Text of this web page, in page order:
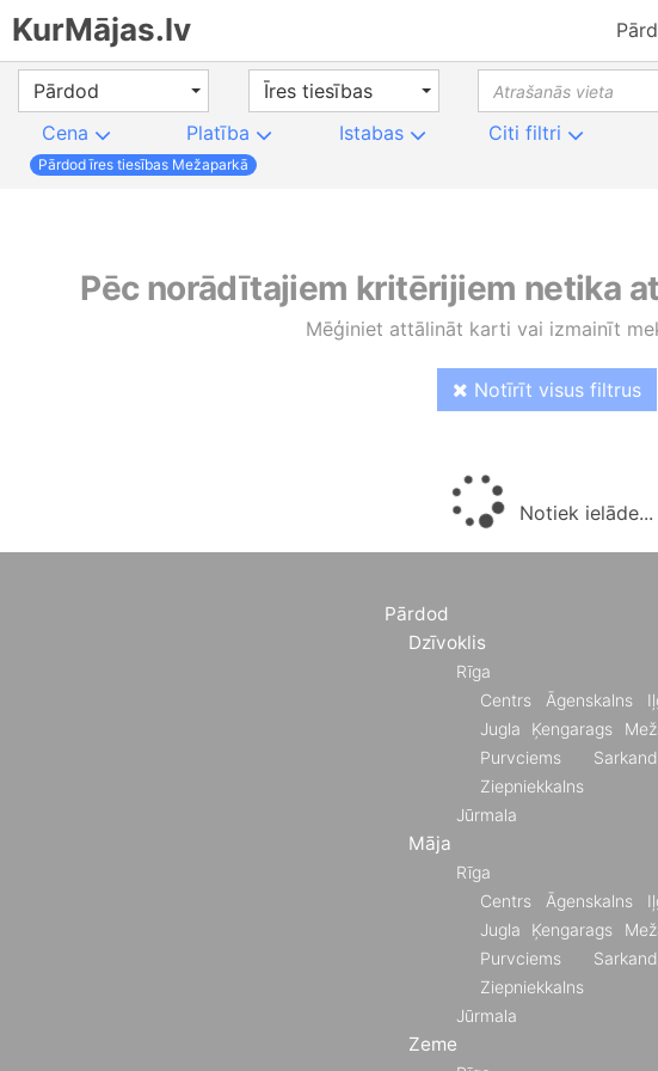
KurMājas.lv
Pārdod Īres tiesības
Cena
Platība Istabas Citi filtri
Pārdod īres tiesības Mežaparkā
Pēc norādītajiem kritērijiem netika
Mēģiniet attālināt karti vai izmainīt
Notīrīt visus filtrus
Notiek ielāde...
Pārdod
Dzīvoklis
Rīga
Centrs
Āgenskalns
Jugla
Ķengarags
Purvciems
Ziepniekkalns
Jūrmala
Māja
Rīga
Centrs
Āgenskalns
Jugla
Ķengarags
Purvciems
Ziepniekkalns
Jūrmala
Zeme